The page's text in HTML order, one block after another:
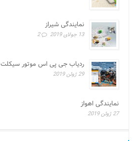
نمایندگی شیراز
13 جولای 2019 2
ردیاب جی پی اس موتور سیکلت
29 ژوئن 2019
نمایندگی اهواز
27 ژوئن 2019